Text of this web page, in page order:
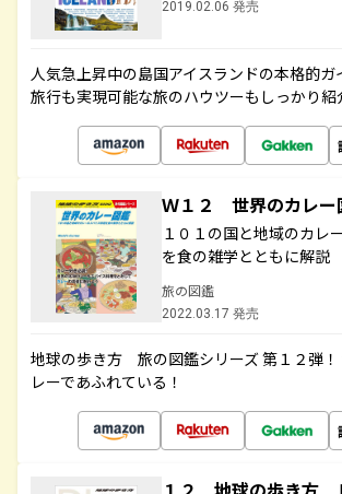
2019.02.06 発売
人気急上昇中の島国アイスランドの本格的ガ
旅行も実現可能な旅のハウツーもしっかり紹
Ｗ１２ 世界のカレ
１０１の国と地域のカレ
を食の雑学とともに解説
旅の図鑑
2022.03.17 発売
地球の歩き方 旅の図鑑シリーズ 第１２弾！
レーであふれている！